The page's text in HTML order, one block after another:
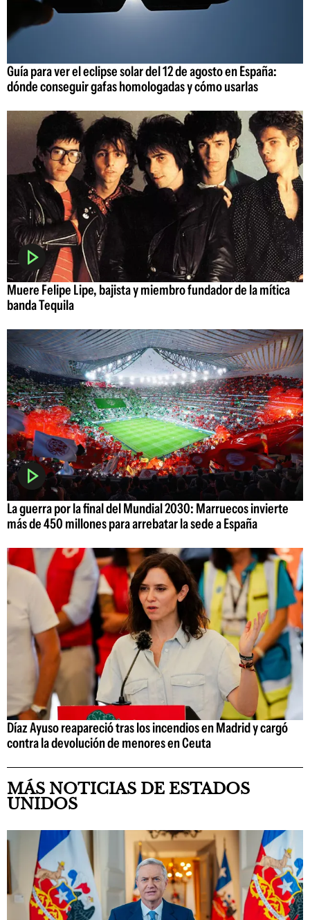
Guía para ver el eclipse solar del 12 de agosto en España:
dónde conseguir gafas homologadas y cómo usarlas
Muere Felipe Lipe, bajista y miembro fundador de la mítica
banda Tequila
La guerra por la final del Mundial 2030: Marruecos invierte
más de 450 millones para arrebatar la sede a España
Díaz Ayuso reapareció tras los incendios en Madrid y cargó
contra la devolución de menores en Ceuta
MÁS NOTICIAS DE ESTADOS
UNIDOS